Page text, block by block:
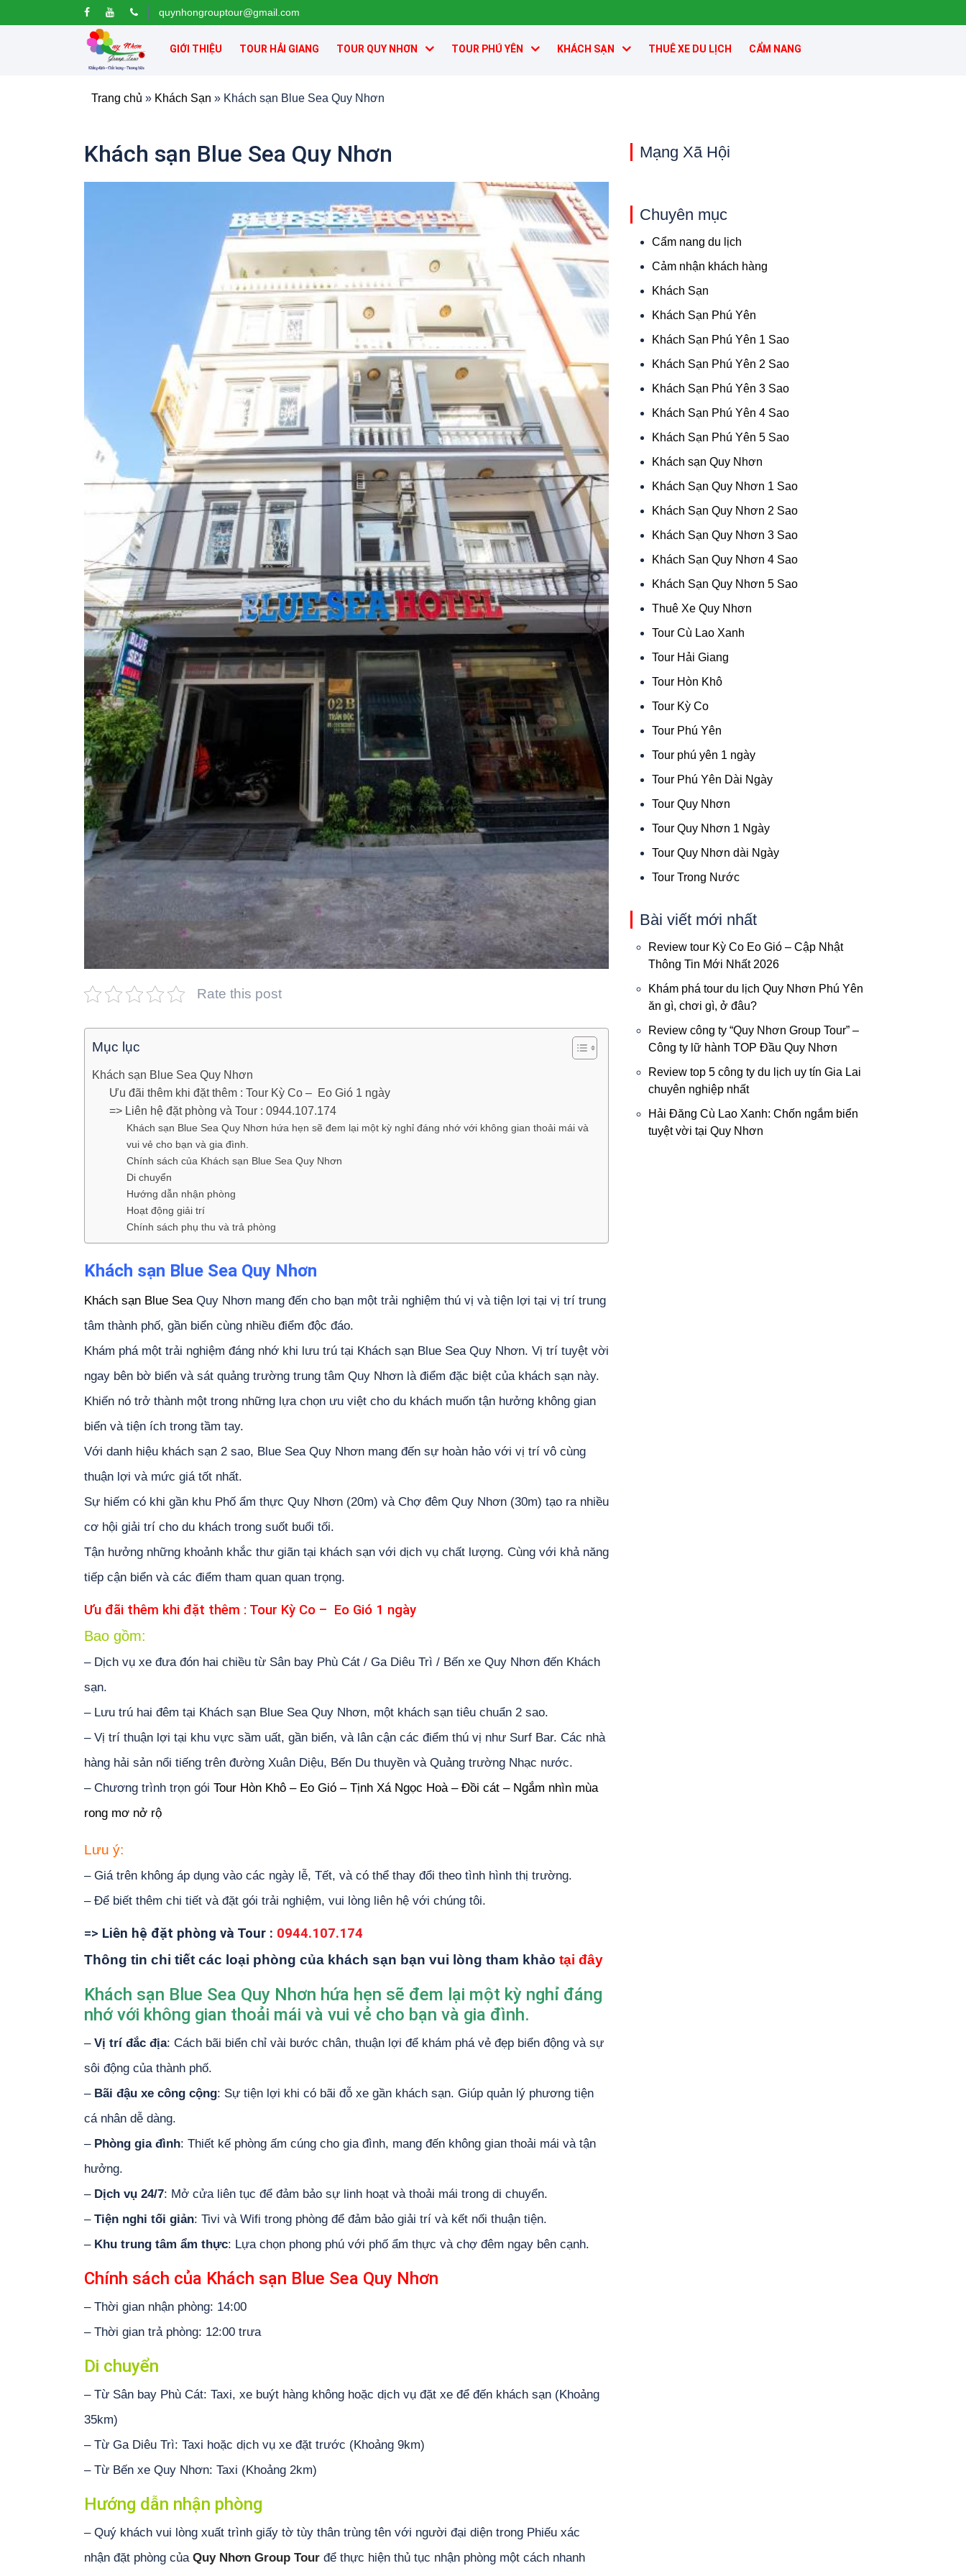
quynhongrouptour@gmail.com
GIỚI THIỆU TOUR HẢI GIANG TOUR QUY NHƠN TOUR PHÚ YÊN KHÁCH SẠN THUÊ XE DU LỊCH CẨM NANG
Trang chủ » Khách Sạn » Khách sạn Blue Sea Quy Nhơn
Khách sạn Blue Sea Quy Nhơn
Rate this post
Mục lục
Khách sạn Blue Sea Quy Nhơn
Ưu đãi thêm khi đặt thêm : Tour Kỳ Co – Eo Gió 1 ngày
=> Liên hệ đặt phòng và Tour : 0944.107.174
Khách sạn Blue Sea Quy Nhơn hứa hẹn sẽ đem lại một kỳ nghỉ đáng nhớ với không gian thoải mái và
vui vẻ cho bạn và gia đình.
Chính sách của Khách sạn Blue Sea Quy Nhơn
Di chuyển
Hướng dẫn nhận phòng
Hoạt động giải trí
Chính sách phụ thu và trả phòng
Khách sạn Blue Sea Quy Nhơn
Khách sạn Blue SeaQuy Nhơn mang đến cho bạn một trải nghiệm thú vị và tiện lợi tại vị trí trung
tâm thành phố, gần biển cùng nhiều điểm độc đáo.
Khám phá một trải nghiệm đáng nhớ khi lưu trú tại Khách sạn Blue Sea Quy Nhơn. Vị trí tuyệt vời
ngay bên bờ biển và sát quảng trường trung tâm Quy Nhơn là điểm đặc biệt của khách sạn này.
Khiến nó trở thành một trong những lựa chọn ưu việt cho du khách muốn tận hưởng không gian
biển và tiện ích trong tầm tay.
Với danh hiệu khách sạn 2 sao, Blue Sea Quy Nhơn mang đến sự hoàn hảo với vị trí vô cùng
thuận lợi và mức giá tốt nhất.
Sự hiếm có khi gần khu Phố ẩm thực Quy Nhơn (20m) và Chợ đêm Quy Nhơn (30m) tạo ra nhiều
cơ hội giải trí cho du khách trong suốt buổi tối.
Tận hưởng những khoảnh khắc thư giãn tại khách sạn với dịch vụ chất lượng. Cùng với khả năng
tiếp cận biển và các điểm tham quan quan trọng.
Ưu đãi thêm khi đặt thêm : Tour Kỳ Co – Eo Gió 1 ngày
Bao gồm:
– Dịch vụ xe đưa đón hai chiều từ Sân bay Phù Cát / Ga Diêu Trì / Bến xe Quy Nhơn đến Khách
sạn.
– Lưu trú hai đêm tại Khách sạn Blue Sea Quy Nhơn, một khách sạn tiêu chuẩn 2 sao.
– Vị trí thuận lợi tại khu vực sầm uất, gần biển, và lân cận các điểm thú vị như Surf Bar. Các nhà
hàng hải sản nổi tiếng trên đường Xuân Diệu, Bến Du thuyền và Quảng trường Nhạc nước.
– Chương trình trọn gói Tour Hòn Khô – Eo Gió – Tịnh Xá Ngọc Hoà – Đồi cát – Ngắm nhìn mùa
rong mơ nở rộ
Lưu ý:
– Giá trên không áp dụng vào các ngày lễ, Tết, và có thể thay đổi theo tình hình thị trường.
– Để biết thêm chi tiết và đặt gói trải nghiệm, vui lòng liên hệ với chúng tôi.
=> Liên hệ đặt phòng và Tour : 0944.107.174
Thông tin chi tiết các loại phòng của khách sạn bạn vui lòng tham khảo tại đây
Khách sạn Blue Sea Quy Nhơn hứa hẹn sẽ đem lại một kỳ nghỉ đáng
nhớ với không gian thoải mái và vui vẻ cho bạn và gia đình.
– Vị trí đắc địa: Cách bãi biển chỉ vài bước chân, thuận lợi để khám phá vẻ đẹp biển động và sự
sôi động của thành phố.
– Bãi đậu xe công cộng: Sự tiện lợi khi có bãi đỗ xe gần khách sạn. Giúp quản lý phương tiện
cá nhân dễ dàng.
– Phòng gia đình: Thiết kế phòng ấm cúng cho gia đình, mang đến không gian thoải mái và tận
hưởng.
– Dịch vụ 24/7: Mở cửa liên tục để đảm bảo sự linh hoạt và thoải mái trong di chuyển.
– Tiện nghi tối giản: Tivi và Wifi trong phòng để đảm bảo giải trí và kết nối thuận tiện.
– Khu trung tâm ẩm thực: Lựa chọn phong phú với phố ẩm thực và chợ đêm ngay bên cạnh.
Chính sách của Khách sạn Blue Sea Quy Nhơn
– Thời gian nhận phòng: 14:00
– Thời gian trả phòng: 12:00 trưa
Di chuyển
– Từ Sân bay Phù Cát: Taxi, xe buýt hàng không hoặc dịch vụ đặt xe để đến khách sạn (Khoảng
35km)
– Từ Ga Diêu Trì: Taxi hoặc dịch vụ xe đặt trước (Khoảng 9km)
– Từ Bến xe Quy Nhơn: Taxi (Khoảng 2km)
Hướng dẫn nhận phòng
– Quý khách vui lòng xuất trình giấy tờ tùy thân trùng tên với người đại diện trong Phiếu xác
nhận đặt phòng của Quy Nhơn Group Tour để thực hiện thủ tục nhận phòng một cách nhanh
Mạng Xã Hội
Chuyên mục
Cẩm nang du lịch
Cảm nhận khách hàng
Khách Sạn
Khách Sạn Phú Yên
Khách Sạn Phú Yên 1 Sao
Khách Sạn Phú Yên 2 Sao
Khách Sạn Phú Yên 3 Sao
Khách Sạn Phú Yên 4 Sao
Khách Sạn Phú Yên 5 Sao
Khách sạn Quy Nhơn
Khách Sạn Quy Nhơn 1 Sao
Khách Sạn Quy Nhơn 2 Sao
Khách Sạn Quy Nhơn 3 Sao
Khách Sạn Quy Nhơn 4 Sao
Khách Sạn Quy Nhơn 5 Sao
Thuê Xe Quy Nhơn
Tour Cù Lao Xanh
Tour Hải Giang
Tour Hòn Khô
Tour Kỳ Co
Tour Phú Yên
Tour phú yên 1 ngày
Tour Phú Yên Dài Ngày
Tour Quy Nhơn
Tour Quy Nhơn 1 Ngày
Tour Quy Nhơn dài Ngày
Tour Trong Nước
Bài viết mới nhất
Review tour Kỳ Co Eo Gió – Cập Nhật
Thông Tin Mới Nhất 2026
Khám phá tour du lịch Quy Nhơn Phú Yên
ăn gì, chơi gì, ở đâu?
Review công ty “Quy Nhơn Group Tour” –
Công ty lữ hành TOP Đầu Quy Nhơn
Review top 5 công ty du lịch uy tín Gia Lai
chuyên nghiệp nhất
Hải Đăng Cù Lao Xanh: Chốn ngắm biển
tuyệt vời tại Quy Nhơn